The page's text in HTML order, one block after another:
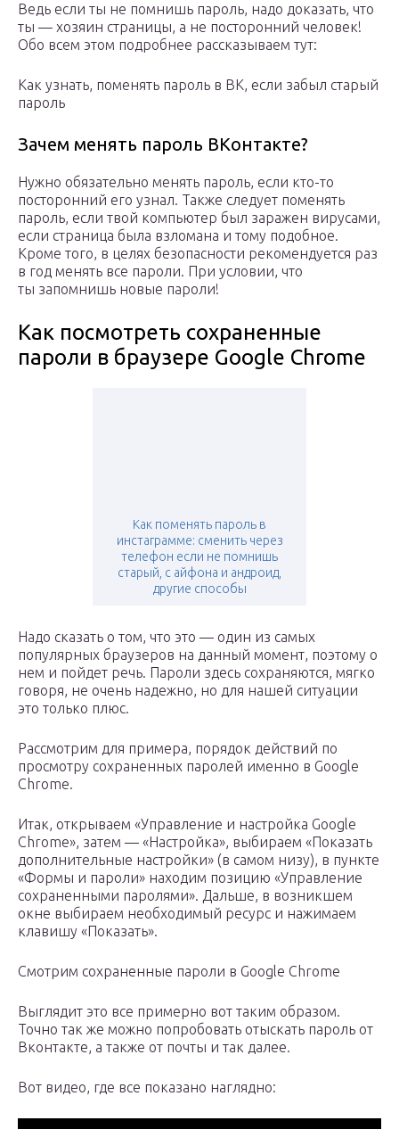
Ведь если ты не помнишь пароль, надо доказать, что
ты — хозяин страницы, а не посторонний человек!
Обо всем этом подробнее рассказываем тут:
Как узнать, поменять пароль в ВК, если забыл старый
пароль
Зачем менять пароль ВКонтакте?
Нужно обязательно менять пароль, если кто-то
посторонний его узнал. Также следует поменять
пароль, если твой компьютер был заражен вирусами,
если страница была взломана и тому подобное.
Кроме того, в целях безопасности рекомендуется раз
в год менять все пароли. При условии, что
ты запомнишь новые пароли!
Как посмотреть сохраненные
пароли в браузере Google Chrome
Как поменять пароль в
инстаграмме: сменить через
телефон если не помнишь
старый, с айфона и андроид,
другие способы
Надо сказать о том, что это — один из самых
популярных браузеров на данный момент, поэтому о
нем и пойдет речь. Пароли здесь сохраняются, мягко
говоря, не очень надежно, но для нашей ситуации
это только плюс.
Рассмотрим для примера, порядок действий по
просмотру сохраненных паролей именно в Google
Chrome.
Итак, открываем «Управление и настройка Google
Chrome», затем — «Настройка», выбираем «Показать
дополнительные настройки» (в самом низу), в пункте
«Формы и пароли» находим позицию «Управление
сохраненными паролями». Дальше, в возникшем
окне выбираем необходимый ресурс и нажимаем
клавишу «Показать».
Смотрим сохраненные пароли в Google Chrome
Выглядит это все примерно вот таким образом.
Точно так же можно попробовать отыскать пароль от
Вконтакте, а также от почты и так далее.
Вот видео, где все показано наглядно: